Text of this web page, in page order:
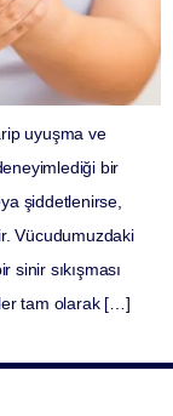
uyuşma ve
bir
şiddetlenirse,
Vücudumuzdaki
sinir sıkışması
tam olarak […]